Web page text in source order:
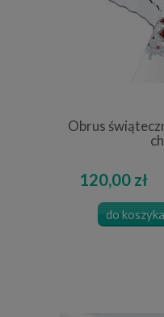
Obrus
120,00 zł
do koszyka